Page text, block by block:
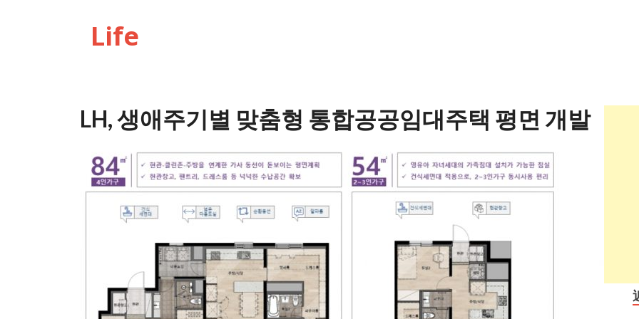
Life
LH, 생애주기별 맞춤형 통합공공임대주택 평면 개발